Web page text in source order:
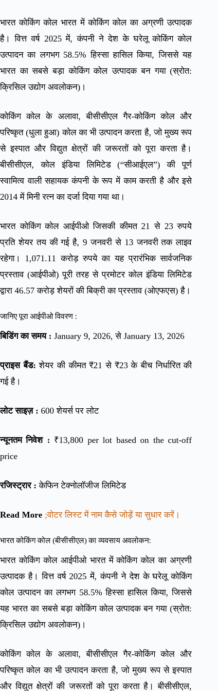
भारत कोकिंग कोल भारत में कोकिंग कोल का अग्रणी उत्पादक
है। वित्त वर्ष 2025 में, कंपनी ने देश के घरेलू कोकिंग कोल
उत्पादन का लगभग 58.5% हिस्सा हासिल किया, जिससे यह
भारत का सबसे बड़ा कोकिंग कोल उत्पादक बन गया (स्रोत:
क्रिसिल उद्योग अवलोकन)।
कोकिंग कोल के अलावा, बीसीसीएल गैर-कोकिंग कोल और
परिष्कृत (धुला हुआ) कोल का भी उत्पादन करता है, जो मुख्य रूप
से इस्पात और विद्युत क्षेत्रों की जरूरतों को पूरा करता है।
बीसीसीएल, कोल इंडिया लिमिटेड (“सीआईएल”) की पूर्ण
स्वामित्व वाली सहायक कंपनी के रूप में काम करती है और इसे
2014 में मिनी रत्न का दर्जा दिया गया था।
भारत कोकिंग कोल आईपीओ जिसकी कीमत 21 से 23 रुपये
प्रति शेयर तय की गई है, 9 जनवरी से 13 जनवरी तक लाइव
रहेगा। 1,071.11 करोड़ रुपये का यह प्रारंभिक सार्वजनिक
प्रस्ताव (आईपीओ) पूरी तरह से प्रमोटर कोल इंडिया लिमिटेड
द्वारा 46.57 करोड़ शेयरों की बिक्री का प्रस्ताव (ओएफएस) है।
जानिए पूरा आईपीओ विवरण :
बिडिंग का समय : January 9, 2026, से January 13, 2026
प्राइस बैंड:शेयर की कीमत ₹21 से ₹23 के बीच निर्धारित की
गई है।
लोट साइज़ : 600 शेयर्स पर लोट
न्यूनतम निवेश : ₹13,800 per lot based on the cut-off
price
रजिस्ट्रार :केफिन टेक्नोलॉजीज लिमिटेड
Read More ;वोटर लिस्ट में नाम कैसे जोड़ें या सुधार करें।
भारत कोकिंग कोल (बीसीसीएल) का व्यवसाय अवलोकन:
भारत कोकिंग कोल आईपीओ भारत में कोकिंग कोल का अग्रणी
उत्पादक है। वित्त वर्ष 2025 में, कंपनी ने देश के घरेलू कोकिंग
कोल उत्पादन का लगभग 58.5% हिस्सा हासिल किया, जिससे
यह भारत का सबसे बड़ा कोकिंग कोल उत्पादक बन गया (स्रोत:
क्रिसिल उद्योग अवलोकन)।
कोकिंग कोल के अलावा, बीसीसीएल गैर-कोकिंग कोल और
परिष्कृत कोल का भी उत्पादन करता है, जो मुख्य रूप से इस्पात
और विद्युत क्षेत्रों की जरूरतों को पूरा करता है। बीसीसीएल,